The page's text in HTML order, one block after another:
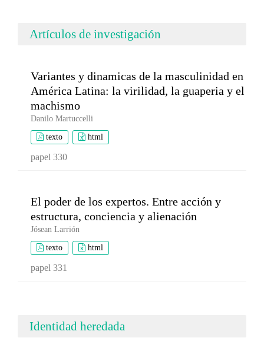
Artículos de investigación
Variantes y dinamicas de la masculinidad en
América Latina: la virilidad, la guaperia y el
machismo
Danilo Martuccelli
texto html
papel 330
El poder de los expertos. Entre acción y
estructura, conciencia y alienación
Jósean Larrión
texto html
papel 331
Identidad heredada